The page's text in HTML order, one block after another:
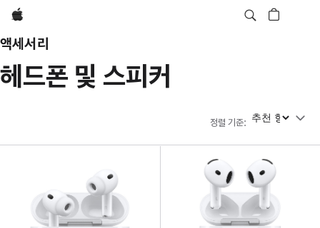
Apple
액세서리
헤드폰 및 스피커
정렬 기준: 정렬 기준